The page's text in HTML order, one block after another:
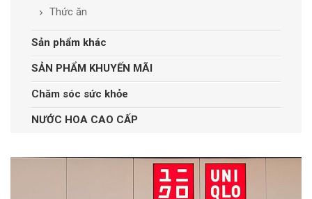
Thức ăn
Sản phẩm khác
SẢN PHẨM KHUYẾN MÃI
Chăm sóc sức khỏe
NƯỚC HOA CAO CẤP